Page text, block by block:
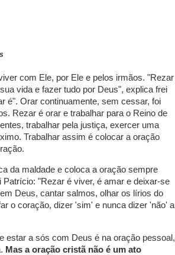
com Ele, por Ele e pelos irmãos. "Rezar
vida e fazer tudo por Deus", explica frei
é". Orar continuamente, sem cessar, foi
Rezar é orar e trabalhar para o Reino de
trabalhar pela justiça, exercer uma
Trabalhar assim é colocar a oração
da maldade e coloca a oração sempre
"Rezar é viver, é amar e deixar-se
Deus, cantar salmos, olhar os lírios do
o coração, dizer 'sim' e nunca dizer 'não' a
estar a sós com Deus é na oração pessoal,
Mas a oração cristã não é um ato